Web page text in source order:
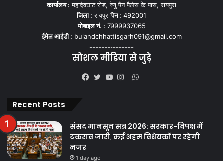
कार्यालय : महादेवघाट रोड, रेणु पैन पैलेस के पास, रायपुरा
जिला : रायपुरपिन : 492001
मोबाइल नं. : 7999937065
ईमेल आईडी : bulandchhattisgarh091@gmail.com
---------------
सोशल मीडिया से जुड़े
WhatsApp
Recent Posts
संसद मानसून सत्र 2026: सरकार-विपक्ष में
टकराव जारी, कई अहम विधेयकों पर रहेगी
नजर
1 day ago